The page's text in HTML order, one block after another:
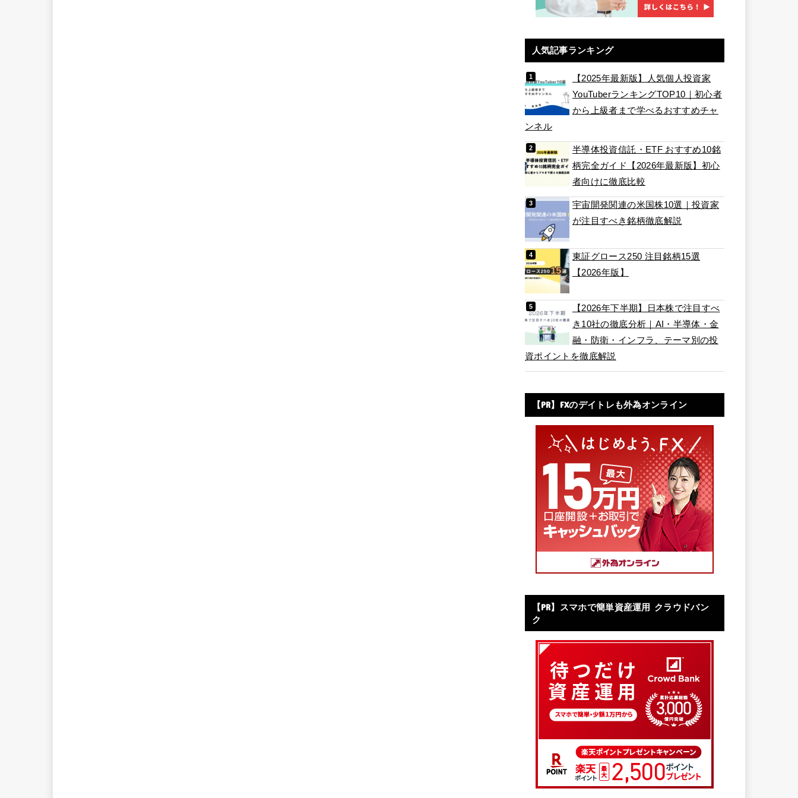
人気記事ランキング
【2025年最新版】人気個人投資家
YouTuberランキングTOP10｜初心者
から上級者まで学べるおすすめチャ
ンネル
半導体投資信託・ETF おすすめ10銘
柄完全ガイド【2026年最新版】初心
者向けに徹底比較
宇宙開発関連の米国株10選｜投資家
が注目すべき銘柄徹底解説
東証グロース250 注目銘柄15選
【2026年版】
【2026年下半期】日本株で注目すべ
き10社の徹底分析｜AI・半導体・金
融・防衛・インフラ、テーマ別の投
資ポイントを徹底解説
【PR】FXのデイトレも外為オンライン
【PR】スマホで簡単資産運用 クラウドバン
ク